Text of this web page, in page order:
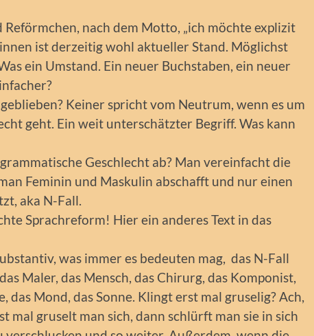
Reförmchen, nach dem Motto, „ich möchte explizit
ist derzeitig wohl aktueller Stand. Möglichst
ein Umstand. Ein neuer Buchstaben, ein neuer
Keiner spricht vom Neutrum, wenn es um
geht. Ein weit unterschätzter Begriff. Was kann
Geschlecht ab? Man vereinfacht die
Feminin und Maskulin abschafft und nur einen
aka N-Fall.
Sprachreform! Hier ein anderes Text in das
was immer es bedeuten mag, das N-Fall
Maler, das Mensch, das Chirurg, das Komponist,
das Mond, das Sonne. Klingt erst mal gruselig? Ach,
mal gruselt man sich, dann schlürft man sie in sich